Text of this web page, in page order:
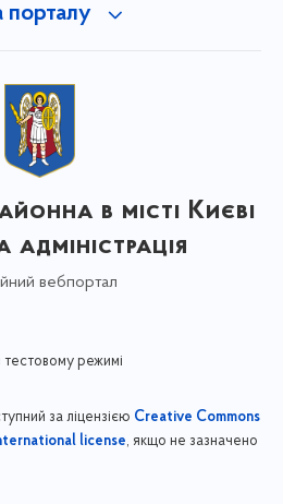
порталу
в місті Києві
адміністрація
вебпортал
режимі
за ліцензією Creative Commons
license, якщо не зазначено